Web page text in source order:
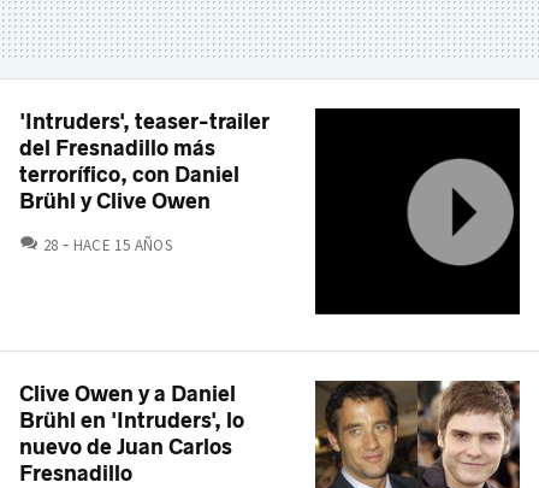
'Intruders', teaser-trailer
del Fresnadillo más
terrorífico, con Daniel
Brühl y Clive Owen
28 COMENTARIOS
HACE 15 AÑOS
Clive Owen y a Daniel
Brühl en 'Intruders', lo
nuevo de Juan Carlos
Fresnadillo